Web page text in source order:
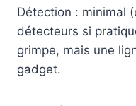
Détection : minimal
détecteurs si
grimpe, mais une
gadget.